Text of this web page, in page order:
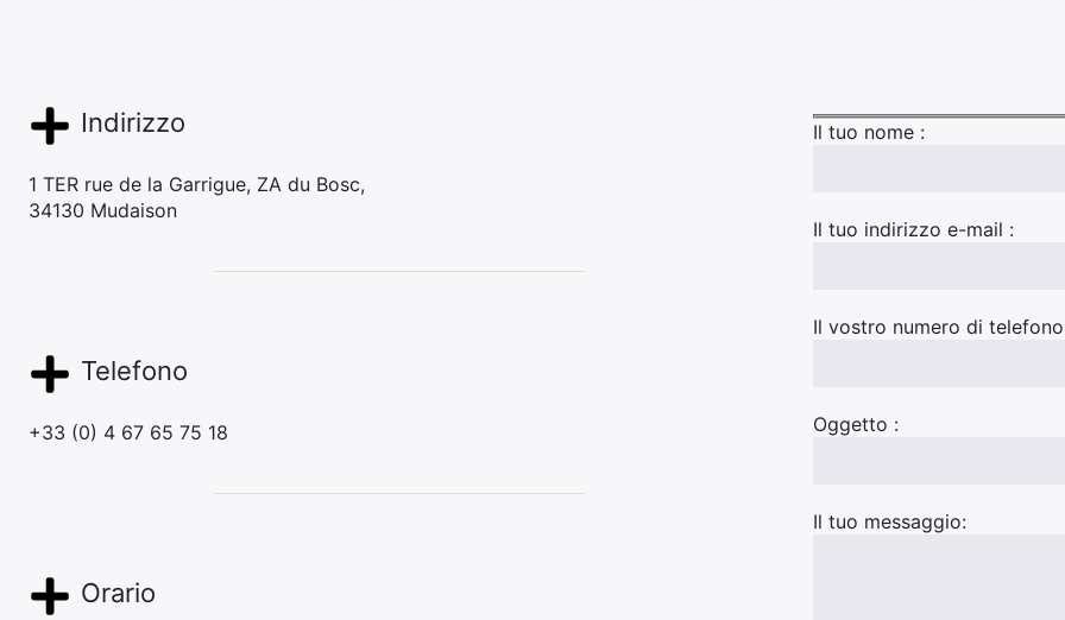
Indirizzo
1 TER rue de la Garrigue, ZA du Bosc,
34130 Mudaison
Telefono
+33 (0) 4 67 65 75 18
Orario
Il tuo nome :
Il tuo indirizzo e-mail :
Il vostro numero di
Oggetto :
Il tuo messaggio: